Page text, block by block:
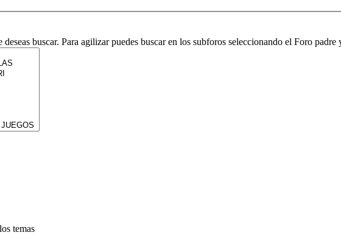
buscar. Para agilizar puedes buscar en los subforos seleccionando el Foro
temas